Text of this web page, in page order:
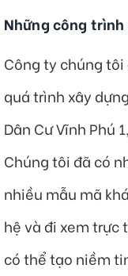
Những công
Công ty chúng
quá trình xây
Dân Cư Vĩnh Phú
Chúng tôi đã có
nhiều mẫu mã
hệ và đi xem trực
có thể tạo niềm